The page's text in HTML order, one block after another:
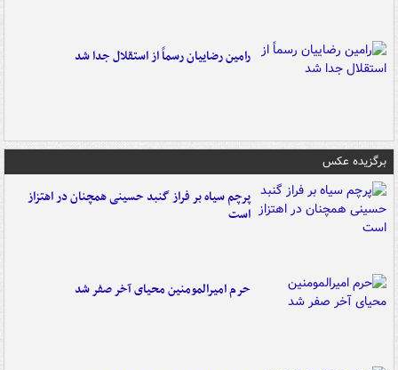
رامین رضاییان رسماً از استقلال جدا شد
برگزیده عکس
پرچم سیاه بر فراز گنبد حسینی همچنان در اهتزاز
است
حرم امیرالمومنین محیای آخر صفر شد